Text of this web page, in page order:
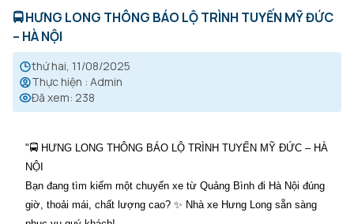
🚍 HƯNG LONG THÔNG BÁO LỘ TRÌNH TUYẾN MỸ ĐỨC
– HÀ NỘI
thứ hai, 11/08/2025
Thực hiện : Admin
Đã xem: 238
"🚍 HƯNG LONG THÔNG BÁO LỘ TRÌNH TUYẾN MỸ ĐỨC – HÀ
NỘI
Bạn đang tìm kiếm một chuyến xe từ Quảng Bình đi Hà Nội đúng
giờ, thoải mái, chất lượng cao? ✨ Nhà xe Hưng Long sẵn sàng